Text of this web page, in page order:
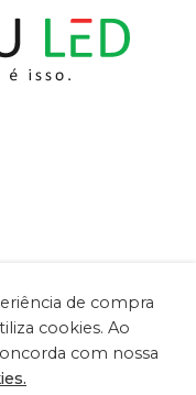
de compra
cookies. Ao
com nossa